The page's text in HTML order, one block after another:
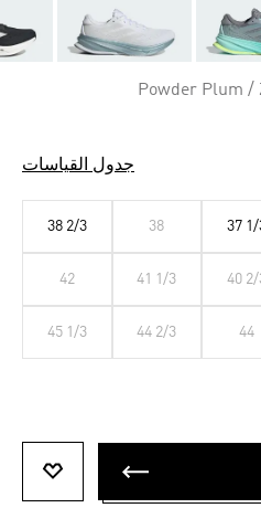
Powder Plum
جدول القياسات
37 1/
38
38 2/3
40 2/
41 1/3
42
44
44 2/3
45 1/3